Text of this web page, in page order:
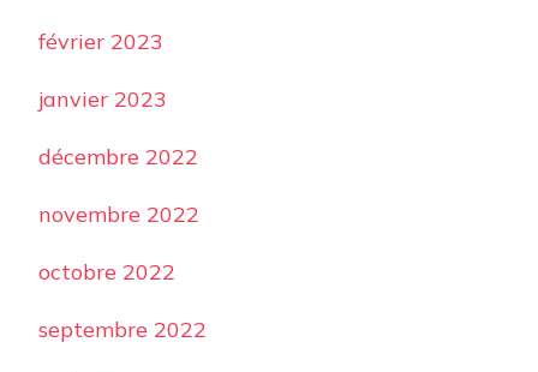
février 2023
janvier 2023
décembre 2022
novembre 2022
octobre 2022
septembre 2022